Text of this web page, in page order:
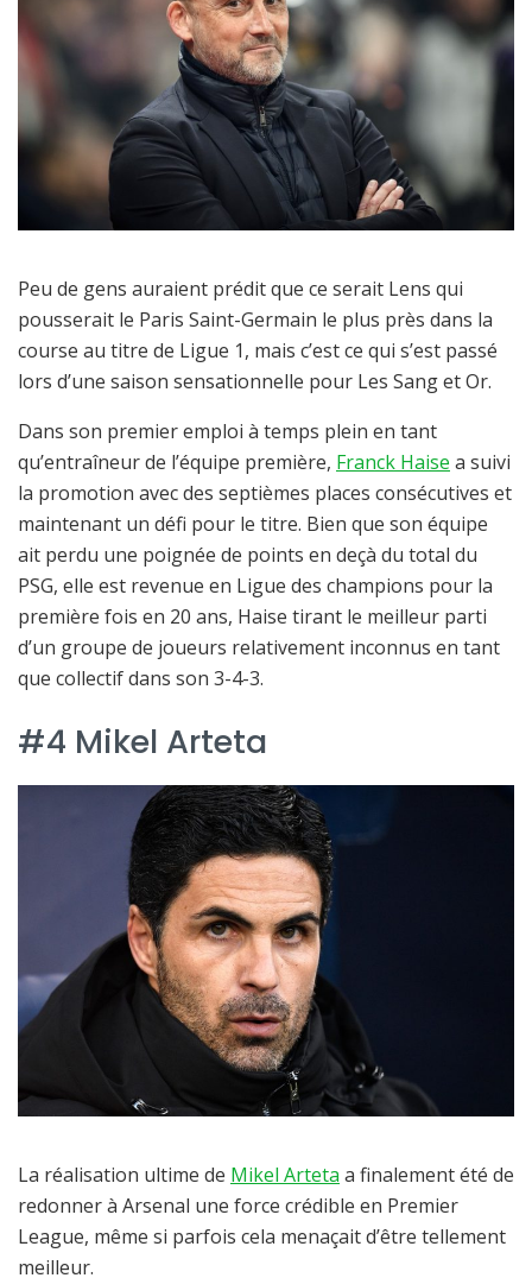
Peu de gens auraient prédit que ce serait Lens qui
pousserait le Paris Saint-Germain le plus près dans la
course au titre de Ligue 1, mais c’est ce qui s’est passé
lors d’une saison sensationnelle pour Les Sang et Or.
Dans son premier emploi à temps plein en tant
qu’entraîneur de l’équipe première, Franck Haise a suivi
la promotion avec des septièmes places consécutives et
maintenant un défi pour le titre. Bien que son équipe
ait perdu une poignée de points en deçà du total du
PSG, elle est revenue en Ligue des champions pour la
première fois en 20 ans, Haise tirant le meilleur parti
d’un groupe de joueurs relativement inconnus en tant
que collectif dans son 3-4-3.
#4 Mikel Arteta
La réalisation ultime de Mikel Arteta a finalement été de
redonner à Arsenal une force crédible en Premier
League, même si parfois cela menaçait d’être tellement
meilleur.